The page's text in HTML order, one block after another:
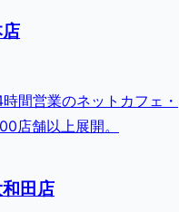
間営業のネットカフェ・
店舗以上展開。
田店